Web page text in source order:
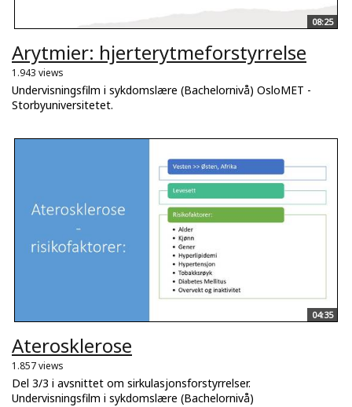
08:25
Arytmier: hjerterytmeforstyrrelse
1.943 views
Undervisningsfilm i sykdomslære (Bachelornivå) OsloMET -
Storbyuniversitetet.
04:35
Aterosklerose
1.857 views
Del 3/3 i avsnittet om sirkulasjonsforstyrrelser.
Undervisningsfilm i sykdomslære (Bachelornivå)